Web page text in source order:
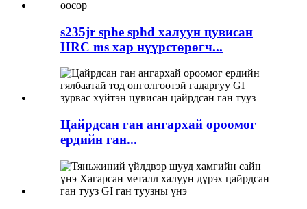
s235jr sphe sphd халуун цувисан
HRC ms хар нүүрстөрөгч...
Цайрдсан ган ангархай ороомог
ердийн ган...